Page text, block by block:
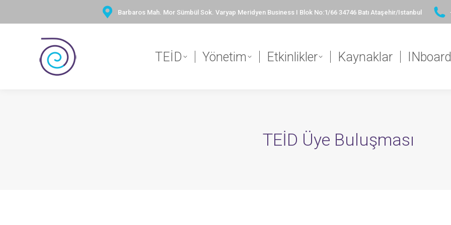
Barbaros Mah. Mor Sümbül Sok. Varyap Meridyen Business I Blok No:1/66 34746 Batı Ataşehir/Istanbul
TEİD Yönetim Etkinlikler Kaynaklar INboard
TEİD Üye Buluşması